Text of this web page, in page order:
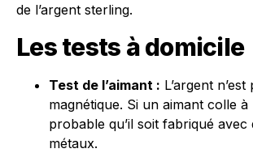
de l’argent sterling.
Les tests à domicile
Test de l’aimant : L’argent n’est
magnétique. Si un aimant colle à
probable qu’il soit fabriqué avec
métaux.